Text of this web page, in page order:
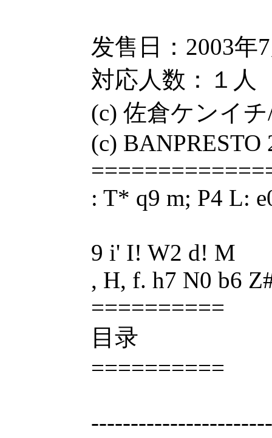
发售日：2003
対応人数：
(c) 佐倉ケンイ
(c) BANPRESTO
: T* q9 m; P4 L:
9 i' I! W2 d! M
, H, f. h7 N0 b6
==========
目录
==========